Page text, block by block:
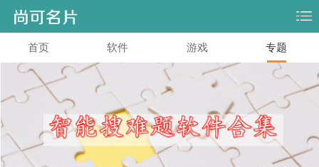
首页 软件 游戏 专题